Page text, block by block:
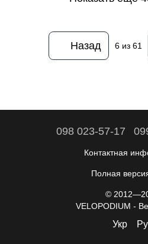
Назад 6из 61
098 023-57-17
Контактная
Полная
©
VELOPODIUM -
Укр